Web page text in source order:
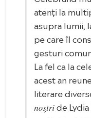
atenți la
asupra lumii,
pe care îl
gesturi
La fel ca la
acest an
literare
𝑛𝑜𝑠̗𝑡𝑟𝑖 de